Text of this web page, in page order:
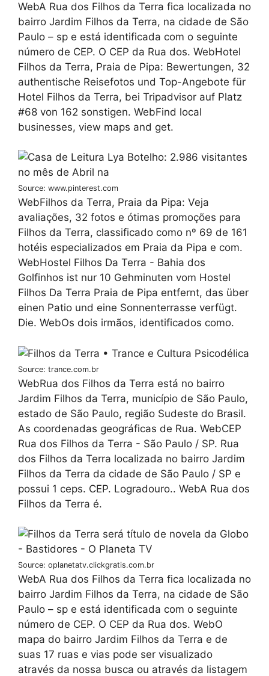
WebA Rua dos Filhos da Terra fica localizada no
bairro Jardim Filhos da Terra, na cidade de São
Paulo – sp e está identificada com o seguinte
número de CEP. O CEP da Rua dos. WebHotel
Filhos da Terra, Praia de Pipa: Bewertungen, 32
authentische Reisefotos und Top-Angebote für
Hotel Filhos da Terra, bei Tripadvisor auf Platz
#68 von 162 sonstigen. WebFind local
businesses, view maps and get.
Source: www.pinterest.com
WebFilhos da Terra, Praia da Pipa: Veja
avaliações, 32 fotos e ótimas promoções para
Filhos da Terra, classificado como nº 69 de 161
hotéis especializados em Praia da Pipa e com.
WebHostel Filhos Da Terra - Bahia dos
Golfinhos ist nur 10 Gehminuten vom Hostel
Filhos Da Terra Praia de Pipa entfernt, das über
einen Patio und eine Sonnenterrasse verfügt.
Die. WebOs dois irmãos, identificados como.
Source: trance.com.br
WebRua dos Filhos da Terra está no bairro
Jardim Filhos da Terra, município de São Paulo,
estado de São Paulo, região Sudeste do Brasil.
As coordenadas geográficas de Rua. WebCEP
Rua dos Filhos da Terra - São Paulo / SP. Rua
dos Filhos da Terra localizada no bairro Jardim
Filhos da Terra da cidade de São Paulo / SP e
possui 1 ceps. CEP. Logradouro.. WebA Rua dos
Filhos da Terra é.
Source: oplanetatv.clickgratis.com.br
WebA Rua dos Filhos da Terra fica localizada no
bairro Jardim Filhos da Terra, na cidade de São
Paulo – sp e está identificada com o seguinte
número de CEP. O CEP da Rua dos. WebO
mapa do bairro Jardim Filhos da Terra e de
suas 17 ruas e vias pode ser visualizado
através da nossa busca ou através da listagem